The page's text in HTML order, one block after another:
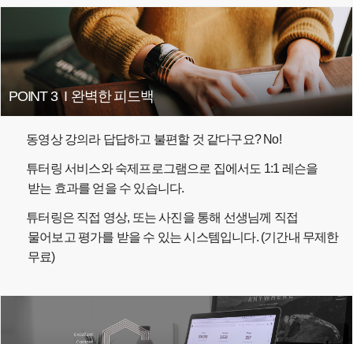
POINT 3 I 완벽한 피드백
동영상 강의라 답답하고 불편할 것 같다구요? No!
튜터링 서비스와 숙제프로그램으로 집에서도 1:1 레슨을
받는 효과를 얻을 수 있습니다.
튜터링은 직접 영상, 또는 사진을 통해 선생님께 직접
물어보고 평가를 받을 수 있는 시스템입니다. (기간내 무제한
무료)